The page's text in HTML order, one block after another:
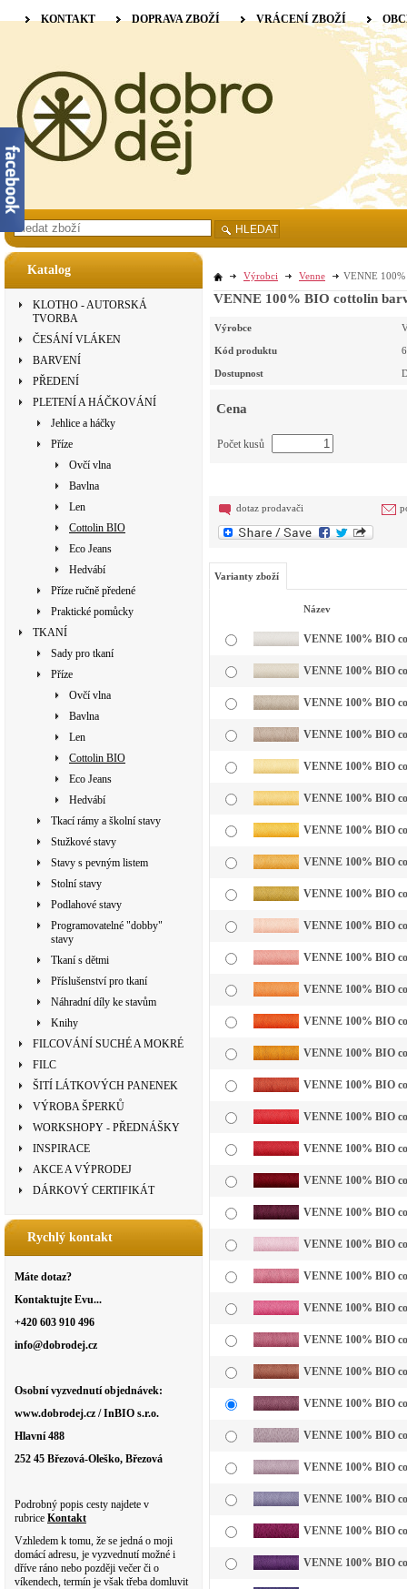
Katalog
KLOTHO - AUTORSKÁ
TVORBA
ČESÁNÍ VLÁKEN
BARVENÍ
PŘEDENÍ
PLETENÍ A HÁČKOVÁNÍ
Jehlice a háčky
Příze
Ovčí vlna
Bavlna
Len
Cottolin BIO
Eco Jeans
Hedvábí
Příze ručně předené
Praktické pomůcky
TKANÍ
Sady pro tkaní
Příze
Ovčí vlna
Bavlna
Len
Cottolin BIO
Eco Jeans
Hedvábí
Tkací rámy a školní stavy
Stužkové stavy
Stavy s pevným listem
Stolní stavy
Podlahové stavy
Programovatelné "dobby"
stavy
Tkaní s dětmi
Příslušenství pro tkaní
Náhradní díly ke stavům
Knihy
FILCOVÁNÍ SUCHÉ A MOKRÉ
FILC
ŠITÍ LÁTKOVÝCH PANENEK
VÝROBA ŠPERKŮ
WORKSHOPY - PŘEDNÁŠKY
INSPIRACE
AKCE A VÝPRODEJ
DÁRKOVÝ CERTIFIKÁT
Rychlý kontakt
Máte dotaz?
Kontaktujte Evu...
+420 603 910 496
info@dobrodej.cz
Osobní vyzvednutí objednávek:
www.dobrodej.cz / InBIO s.r.o.
Hlavní 488
252 45 Březová-Oleško, Březová
Podrobný popis cesty najdete v
rubrice Kontakt
Vzhledem k tomu, že se jedná o moji
domácí adresu, je vyzvednutí možné i
dříve ráno nebo později večer či o
víkendech, termín je však třeba domluvit
Výrobci Venne VENNE
VENNE 100% BIO cottolin
Výrobce
Kód produktu
Dostupnost
Cena
Počet kusů
dotaz prodavači
Varianty zboží
Název
VENNE 100% BIO
VENNE 100% BIO
VENNE 100% BIO
VENNE 100% BIO
VENNE 100% BIO
VENNE 100% BIO
VENNE 100% BIO
VENNE 100% BIO
VENNE 100% BIO
VENNE 100% BIO
VENNE 100% BIO
VENNE 100% BIO
VENNE 100% BIO
VENNE 100% BIO
VENNE 100% BIO
VENNE 100% BIO
VENNE 100% BIO
VENNE 100% BIO
VENNE 100% BIO
VENNE 100% BIO
VENNE 100% BIO
VENNE 100% BIO
VENNE 100% BIO
VENNE 100% BIO
VENNE 100% BIO
VENNE 100% BIO
VENNE 100% BIO
VENNE 100% BIO
VENNE 100% BIO
VENNE 100% BIO
KONTAKT DOPRAVA ZBOŽÍ VRÁCENÍ ZBOŽÍ
HLEDAT